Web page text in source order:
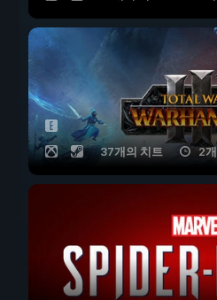
37개의 치트 2